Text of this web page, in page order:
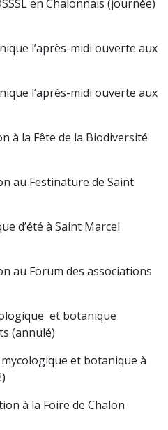
en Chalonnais (journée)
l’après-midi ouverte aux
l’après-midi ouverte aux
à la Fête de la Biodiversité
au Festinature de Saint
d’été à Saint Marcel
au Forum des associations
et botanique
(annulé)
et botanique à
à la Foire de Chalon